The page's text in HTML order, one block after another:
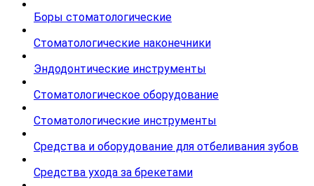
Боры стоматологические
Стоматологические наконечники
Эндодонтические инструменты
Стоматологическое оборудование
Стоматологические инструменты
Средства и оборудование для отбеливания зубов
Средства ухода за брекетами